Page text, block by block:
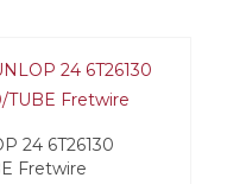
24 6T26130
Fretwire